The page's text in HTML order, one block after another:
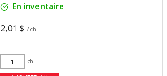
En inventaire
2,01 $ / ch
ch